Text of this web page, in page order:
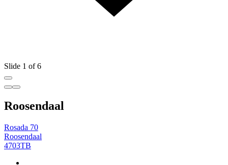
Slide 1 of 6
Roosendaal
Rosada 70
Roosendaal
4703TB